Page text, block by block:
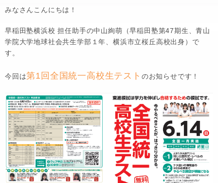
みなさんこんにちは！
早稲田塾横浜校 担任助手の中山絢萌（早稲田塾第47期生、青山
学院大学地球社会共生学部１年、横浜市立桜丘高校出身）で
す。
今回は第1回全国統一高校生テスト のお知らせです！